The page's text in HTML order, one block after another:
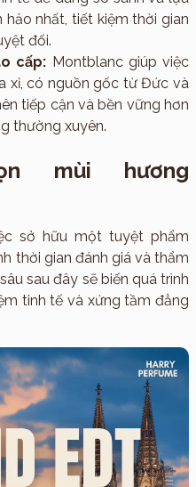
nhất, tiết kiệm thời gian
đối.
cấp: Montblanc giúp việc
xỉ, có nguồn gốc từ Đức và
tiếp cận và bền vững hơn
thường xuyên.
mùi hương
sở hữu một tuyệt phẩm
thời gian đánh giá và thẩm
sau đây sẽ biến quá trình
tinh tế và xứng tầm đẳng